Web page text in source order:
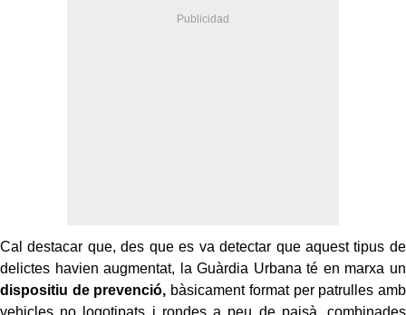
Cal destacar que, des que es va detectar que aquest tipus de
delictes havien augmentat, la Guàrdia Urbana té en marxa un
dispositiu de prevenció, bàsicament format per patrulles amb
vehicles no logotipats i rondes a peu de paisà, combinades